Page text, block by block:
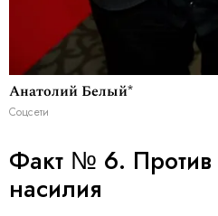
Анатолий Белый*
Соцсети
Факт № 6.
насилия